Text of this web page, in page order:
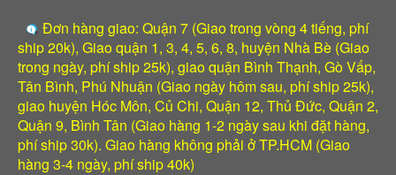
Đơn hàng giao: Quận 7 (Giao trong vòng 4 tiếng, phí
ship 20k), Giao quận 1, 3, 4, 5, 6, 8, huyện Nhà Bè (Giao
trong ngày, phí ship 25k), giao quận Bình Thạnh, Gò Vấp,
Tân Bình, Phú Nhuận (Giao ngày hôm sau, phí ship 25k),
giao huyện Hóc Môn, Củ Chi, Quận 12, Thủ Đức, Quận 2,
Quận 9, Bình Tân (Giao hàng 1-2 ngày sau khi đặt hàng,
phí ship 30k). Giao hàng không phải ở TP.HCM (Giao
hàng 3-4 ngày, phí ship 40k)